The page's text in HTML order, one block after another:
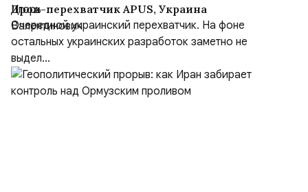
Дрон-перехватчик APUS, Украина
Очередной украинский перехватчик. На фоне
остальных украинских разработок заметно не
выдел...